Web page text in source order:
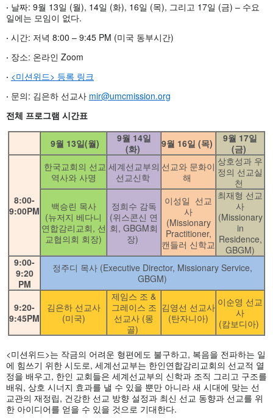
· 날짜: 9월 13일 (월), 14일 (화), 16일 (목), 그리고 17일 (금) – 수요
일에는 모임이 없다.
· 시간: 저녁 8:00 – 9:45 PM (미국 동부시간)
· 장소: 온라인 Zoom
· <미션위드> 등록 링크
· 문의: 김은하 선교사 mir@umcmission.org
전체 프로그램 시간표
9월 13일(월)
9월 14일
(화)
9월 16일 (목)
9월 17일
(금)
8:00-
9:00PM
한국교회의 선교
역사와 사명
세계선교부의
선교신학
선교와 문화이
해
상호성과 우
정의 선교실
천
백승린 목사
(뉴저지 베다니
연합감리교회, 선
교협의회 회장)
정희수 감독
(위스콘신 연
회, GBGM회
장)
이성일 선교
사
(Missionary
Practitioner,
캔들러 신학교
최재형 선교
사
(Missionary
in
Residence,
GBGM)
9:00-
9:20
PM
정주디 목사 (Executive Director, Missionary Service,
GBGM)
9:20-
9:45PM
김은하 선교사
(미국)
제임스 조 &
그레이스 조
선교사 (몽
골)
김영선 선교사
(탄자니아)
이순영 선교
사
(캄보디아)
<미션위드>는 작금의 어려운 형편에도 불구하고, 복음을 전파하는 일
에 힘쓰기 위한 시도로, 세계선교부는 한인연합감리교회의 선교적 열
정을 배우고, 한인 교회들은 세계선교부의 신학과 조직 그리고 구조를
배워, 상호 시너지 효과를 낼 수 있을 뿐만 아니라 새 시대에 맞는 선
교관의 재정립, 건강한 선교 방향 설정과 최신 선교 동향과 선교를 위
한 아이디어를 얻을 수 있을 것으로 기대한다.